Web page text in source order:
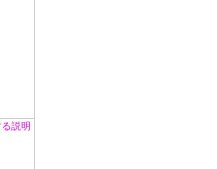
説明